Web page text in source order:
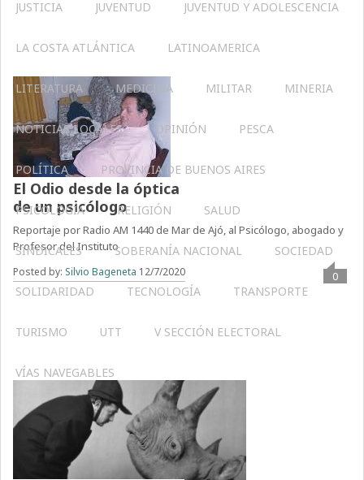
JUSTICIA JUVENTUD JUVENTUD Y ADOLESCENCIA
LA COSTA ATLÁNTICA LATINOAMERICA
LITERATURA MEDICINA MILITAR MINERIA
NOTICIAS LOCALES OPINIÓN PESCA
POLÍTICA PROVINCIA DE BUENOS AIRES
PSICOLOGÍA RELIGIÓN SALUD
SINDICALES SOBERANÍA NACIONAL SOCIEDAD
SOLIDARIDAD TECNOLOGÍA TRANSPORTE
TURISMO UTT V SECCIÓN ELECTORAL
VÍAS NAVEGABLES
El Odio desde la óptica
de un psicólogo
Reportaje por Radio AM 1440 de Mar de Ajó, al Psicólogo, abogado y
Profesor del Instituto
Posted by: Silvio Bageneta 12/7/2020 0